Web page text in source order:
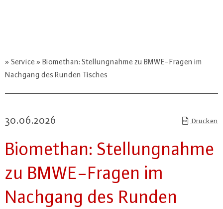
Service
Biomethan: Stellungnahme zu BMWE-Fragen im
Nachgang des Runden Tisches
30.06.2026 Drucken
Biomethan: Stel­lung­nah­me
zu BM­WE-Fra­gen im
Nachgang des Runden